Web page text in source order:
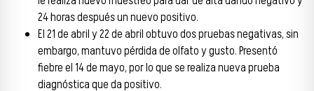
24 horas después un nuevo positivo.
El 21 de abril y 22 de abril obtuvo dos pruebas negativas, sin
embargo, mantuvo pérdida de olfato y gusto. Presentó
fiebre el 14 de mayo, por lo que se realiza nueva prueba
diagnóstica que da positivo.